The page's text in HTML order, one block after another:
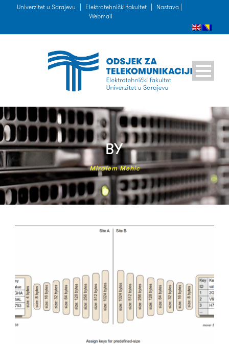
Univerzitet u Sarajevu Elektrotehnički fakultet
Nastava |
Webmail
BY
Miralem Mehic